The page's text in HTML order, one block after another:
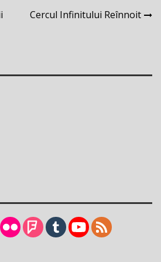
Cercul Infinitului Reînnoit